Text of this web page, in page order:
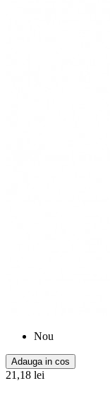
Nou
Adauga in cos
21,18 lei